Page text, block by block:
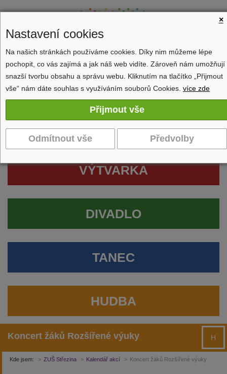
Zobrazit navigaci
VÝTVARKA
DIVADLO
TANEC
HUDBA
Koncert žáků Rozšířené výuky H
Kde jsem: ZUŠ Střezina Kalendář akcí Koncert žáků Rozšířené výuky
×
Nastavení cookies
Na našich stránkách používáme cookies. Díky nim můžeme lépe
pochopit, co vás zajímá a jak náš web vidíte. Zároveň nám umožňují
snazší tvorbu obsahu a správu webu. Kliknutím na tlačítko „Přijmout
vše“ nám dáte souhlas s využíváním souborů Cookies. více zde